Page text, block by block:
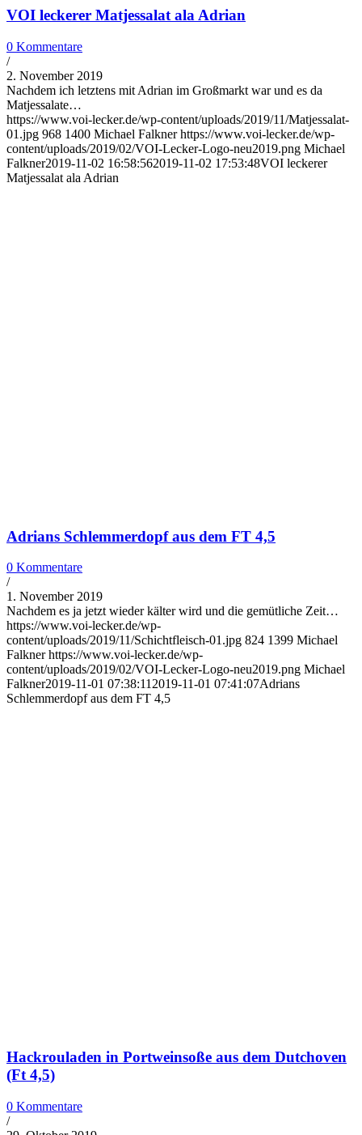
VOI leckerer Matjessalat ala Adrian
0 Kommentare
/
2. November 2019
Nachdem ich letztens mit Adrian im Großmarkt war und es da
Matjessalate…
https://www.voi-lecker.de/wp-content/uploads/2019/11/Matjessalat-
01.jpg 968 1400 Michael Falkner https://www.voi-lecker.de/wp-
content/uploads/2019/02/VOI-Lecker-Logo-neu2019.png Michael
Falkner2019-11-02 16:58:562019-11-02 17:53:48VOI leckerer
Matjessalat ala Adrian
Adrians Schlemmerdopf aus dem FT 4,5
0 Kommentare
/
1. November 2019
Nachdem es ja jetzt wieder kälter wird und die gemütliche Zeit…
https://www.voi-lecker.de/wp-
content/uploads/2019/11/Schichtfleisch-01.jpg 824 1399 Michael
Falkner https://www.voi-lecker.de/wp-
content/uploads/2019/02/VOI-Lecker-Logo-neu2019.png Michael
Falkner2019-11-01 07:38:11 2019-11-01 07:41:07Adrians
Schlemmerdopf aus dem FT 4,5
Hackrouladen in Portweinsoße aus dem Dutchoven
(Ft 4,5)
0 Kommentare
/